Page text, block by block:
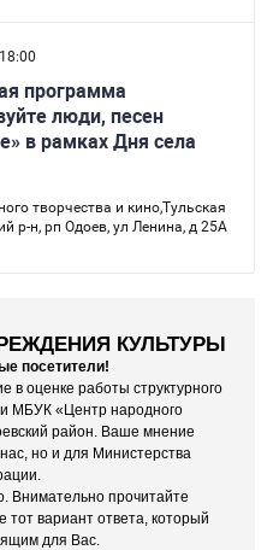
КУЛЬТУРЫ
посетители!
в оценке работы структурного
МБУК «Центр народного
район. Ваше мнение
но и для Министерства
Внимательно прочитайте
вариант ответа, который
для Вас.